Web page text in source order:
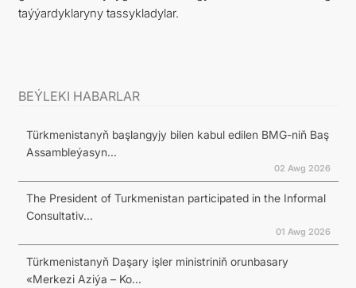
taýýardyklaryny tassykladylar.
BEÝLEKI HABARLAR
Türkmenistanyň başlangyjy bilen kabul edilen BMG-niň Baş
Assambleýasyn...
02 Awg 2026
The President of Turkmenistan participated in the Informal
Consultativ...
01 Awg 2026
Türkmenistanyň Daşary işler ministriniň orunbasary
«Merkezi Aziýa – Ko...